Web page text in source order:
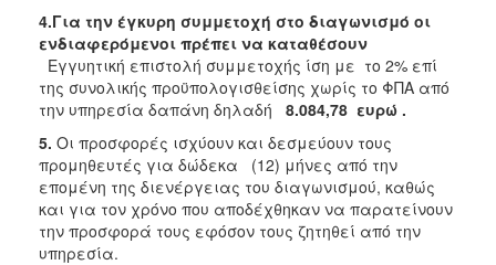
4.Για την έγκυρη συμμετοχή στο διαγωνισμό οι
ενδιαφερόμενοι πρέπει να καταθέσουν
Εγγυητική επιστολή συμμετοχής ίση με το 2% επί
της συνολικής προϋπολογισθείσης χωρίς το ΦΠΑ από
την υπηρεσία δαπάνη δηλαδή 8.084,78 ευρώ .
5. Οι προσφορές ισχύουν και δεσμεύουν τους
προμηθευτές για δώδεκα (12) μήνες από την
επομένη της διενέργειας του διαγωνισμού, καθώς
και για τον χρόνο που αποδέχθηκαν να παρατείνουν
την προσφορά τους εφόσον τους ζητηθεί από την
υπηρεσία.